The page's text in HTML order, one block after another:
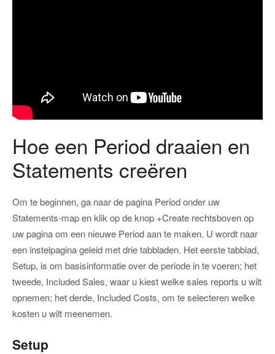
Hoe een Period draaien en
Statements creëren
Om te beginnen, ga naar de pagina Period onder uw
Statements-map en klik op de knop +Create rechtsboven op
uw pagina om een nieuwe Period aan te maken. U wordt naar
een instelpagina geleid met drie tabbladen. Het eerste tabblad,
Setup, is om basisinformatie over de periode in te voeren; het
tweede, Included Sales, waar u kiest welke sales reports u wilt
opnemen; het derde, Included Costs, om te selecteren welke
kosten u wilt meenemen.
Setup